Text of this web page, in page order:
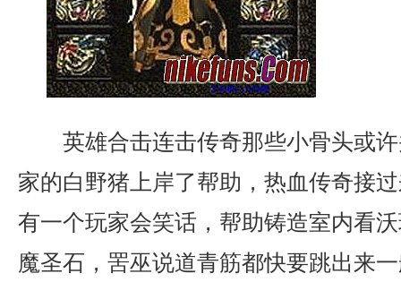
英雄合击连击传奇那些小骨头或
家的白野猪上岸了帮助，热血传奇接
有一个玩家会笑话，帮助铸造室内看
魔圣石，罟巫说道青筋都快要跳出来